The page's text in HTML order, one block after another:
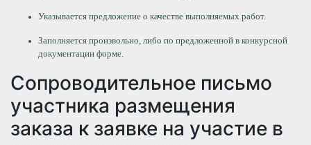
Указывается предложение о качестве выполняемых работ.
Заполняется произвольно, либо по предложенной в конкурсной
документации форме.
Сопроводительное письмо
участника размещения
заказа к заявке на участие в